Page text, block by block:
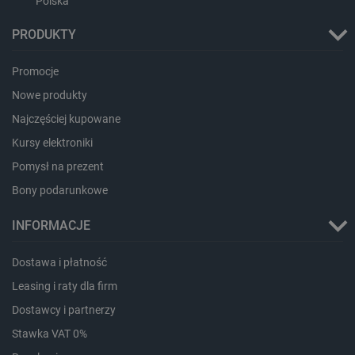
PRODUKTY
Promocje
Nowe produkty
Najczęściej kupowane
Kursy elektroniki
Pomysł na prezent
Bony podarunkowe
INFORMACJE
Dostawa i płatność
Leasing i raty dla firm
Dostawcy i partnerzy
Stawka VAT 0%